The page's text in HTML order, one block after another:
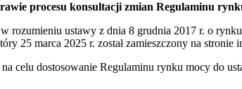
procesu konsultacji zmian Regulaminu
rozumieniu ustawy z dnia 8 grudnia 2017 r. o
25 marca 2025 r. został zamieszczony na stronie
celu dostosowanie Regulaminu rynku mocy do